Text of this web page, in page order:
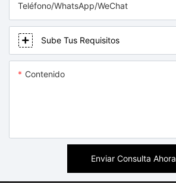
Teléfono/WhatsApp/WeChat
Sube Tus Requisitos
Contenido
Enviar Consulta Ahora